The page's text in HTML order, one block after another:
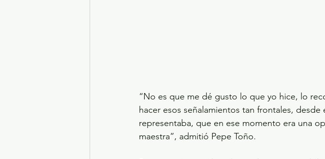
“No es que me dé gusto lo que yo hice, lo
hacer esos señalamientos tan frontales,
representaba, que en ese momento era una
maestra”, admitió Pepe Toño.